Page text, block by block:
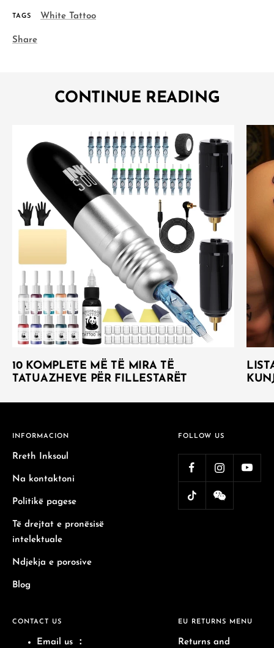
TAGS White Tattoo
Share
CONTINUE READING
10 KOMPLETE MË TË MIRA TË
TATUAZHEVE PËR FILLESTARËT
INFORMACION
Rreth Inksoul
Na kontaktoni
Politikë pagese
Të drejtat e pronësisë
intelektuale
Ndjekja e porosive
Blog
FOLLOW US
CONTACT US
Email us ：
EU RETURNS MENU
Returns and